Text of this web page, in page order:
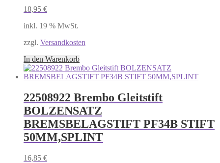
18,95 €
inkl. 19 % MwSt.
zzgl. Versandkosten
In den Warenkorb
22508922 Brembo Gleitstift
BOLZENSATZ
BREMSBELAGSTIFT PF34B STIFT
50MM,SPLINT
16,85 €